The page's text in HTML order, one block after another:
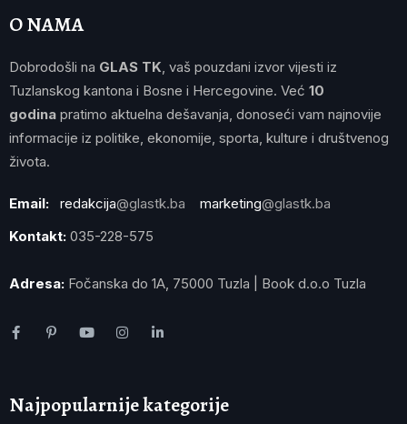
O NAMA
Dobrodošli na GLAS TK , vaš pouzdani izvor vijesti iz
Tuzlanskog kantona i Bosne i Hercegovine. Već 10
godina pratimo aktuelna dešavanja, donoseći vam najnovije
informacije iz politike, ekonomije, sporta, kulture i društvenog
života.
Email: redakcija@glastk.ba marketing@glastk.ba
Kontakt: 035-228-575
Adresa: Fočanska do 1A, 75000 Tuzla | Book d.o.o Tuzla
Najpopularnije kategorije